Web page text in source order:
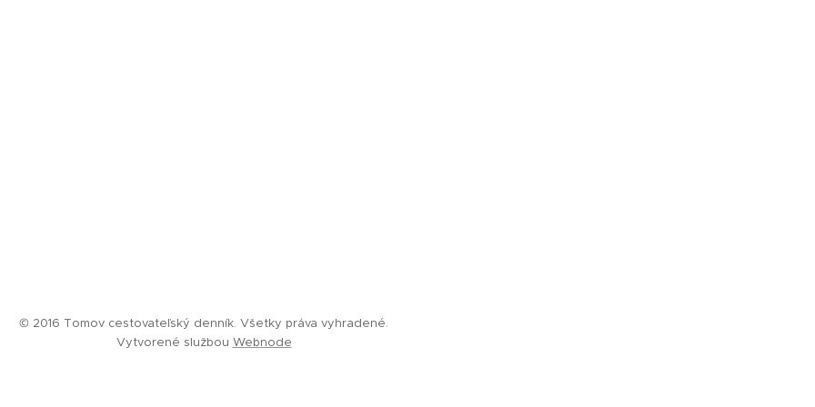
© 2016 Tomov cestovateľský denník. Všetky práva vyhradené.
Vytvorené službou Webnode